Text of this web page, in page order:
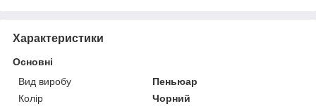
Характеристики
Основні
Вид виробу
Пеньюар
Колір
Чорний